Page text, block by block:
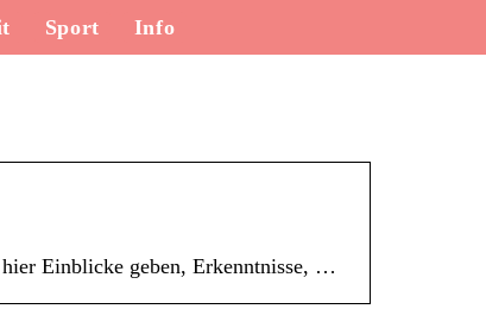
Sport Info
Einblicke geben, Erkenntnisse, …